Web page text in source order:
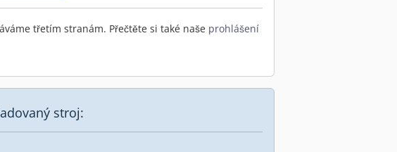
třetím stranám. Přečtěte si také naše prohlášení
stroj: